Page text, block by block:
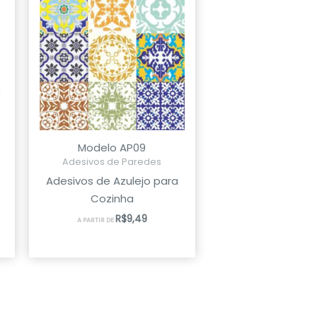
Modelo AP09
Adesivos de Paredes
Adesivos de Azulejo para
Cozinha
A PARTIR DER$9,49